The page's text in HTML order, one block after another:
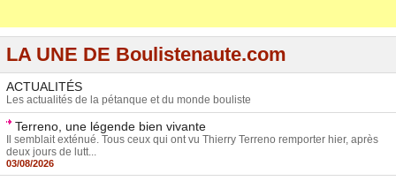
LA UNE DE Boulistenaute.com
ACTUALITÉS
Les actualités de la pétanque et du monde bouliste
Terreno, une légende bien vivante
Il semblait exténué. Tous ceux qui ont vu Thierry Terreno remporter hier, après
deux jours de lutt...
03/08/2026